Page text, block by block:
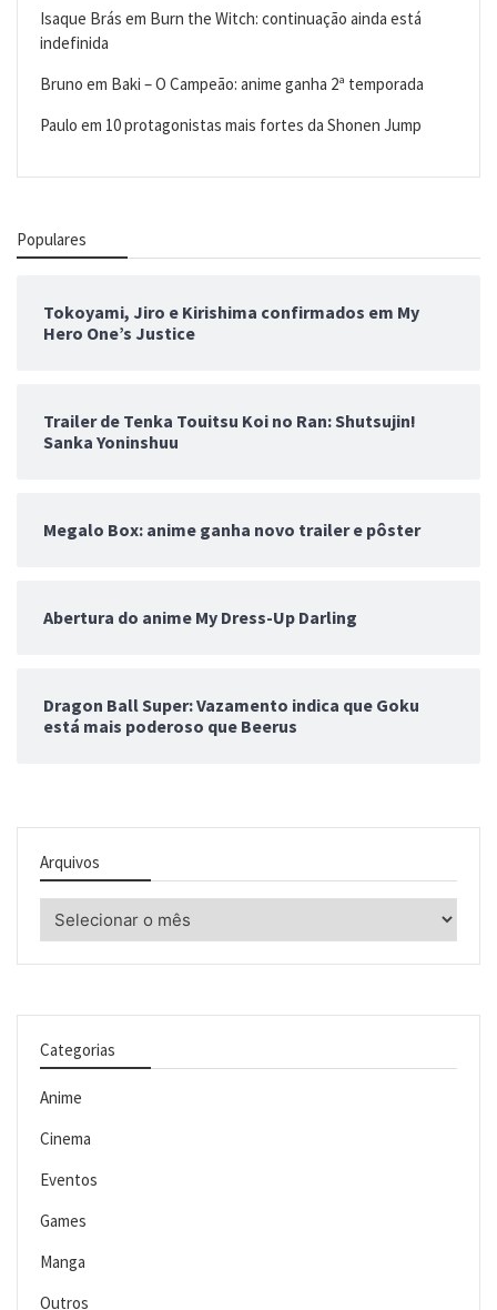
Isaque Brás em Burn the Witch: continuação ainda está
indefinida
Bruno em Baki – O Campeão: anime ganha 2ª temporada
Paulo em 10 protagonistas mais fortes da Shonen Jump
Populares
Tokoyami, Jiro e Kirishima confirmados em My
Hero One’s Justice
Trailer de Tenka Touitsu Koi no Ran: Shutsujin!
Sanka Yoninshuu
Megalo Box: anime ganha novo trailer e pôster
Abertura do anime My Dress-Up Darling
Dragon Ball Super: Vazamento indica que Goku
está mais poderoso que Beerus
Arquivos
Categorias
Anime
Cinema
Eventos
Games
Manga
Outros